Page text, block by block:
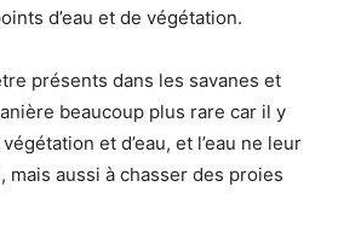
d’eau et de végétation.
présents dans les savanes et
beaucoup plus rare car il y
et d’eau, et l’eau ne leur
mais aussi à chasser des proies